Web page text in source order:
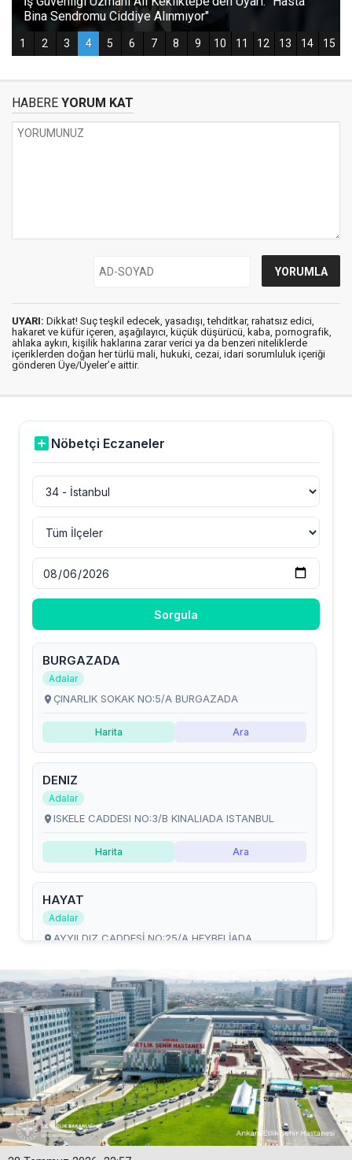
HABERE YORUM KAT
UYARI: Dikkat! Suç teşkil edecek, yasadışı, tehditkar, rahatsız edici,
hakaret ve küfür içeren, aşağılayıcı, küçük düşürücü, kaba, pornografik,
ahlaka aykırı, kişilik haklarına zarar verici ya da benzeri niteliklerde
içeriklerden doğan her türlü mali, hukuki, cezai, idari sorumluluk içeriği
gönderen Üye/Üyeler’e aittir.